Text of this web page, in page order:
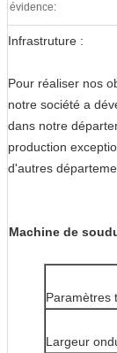
évidence:
Infrastruture :
Pour réaliser nos
notre société a
dans notre
production
d'autres
Machine de
Paramètres
Largeur